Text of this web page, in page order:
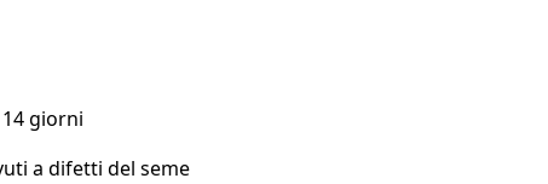
giorni
a difetti del seme